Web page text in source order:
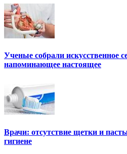
Ученые собрали искусственное
напоминающее настоящее
Врачи: отсутствие щетки и
гигиене